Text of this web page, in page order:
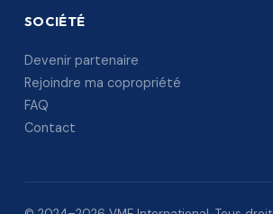
SOCIÉTÉ
Devenir partenaire
Rejoindre ma copropriété
FAQ
Contact